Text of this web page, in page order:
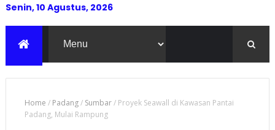
Senin, 10 Agustus, 2026
Home / Padang/ Sumbar/ Proyek Seawall di Kawasan Pantai
Padang, Mulai Rampung